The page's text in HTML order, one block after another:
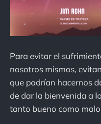
Para evitar el
nosotros mismos,
que podrían hacernos
de dar la bienvenida a
tanto bueno como